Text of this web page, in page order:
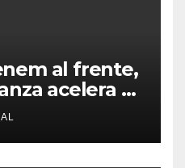
al frente,
acelera su
Rioja y
Aimogasta